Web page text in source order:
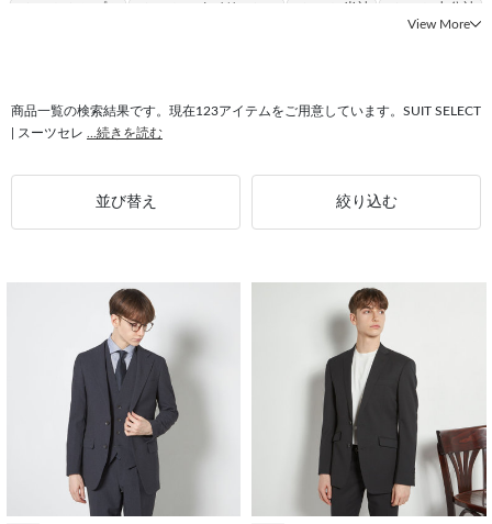
#シャツ シンプル #シャツ スタイリッシュ #シャツ 半袖 #シャツ 七分袖
#スーツ メンズ
View More
商品一覧の検索結果です。現在123アイテムをご用意しています。SUIT SELECT
| スーツセレ
...続きを読む
並び替え 絞り込む